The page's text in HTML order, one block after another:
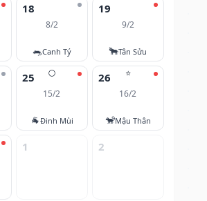
18
8/2
🐀Canh Tý
19
9/2
🐂Tân Sửu
🌕
25
15/2
🐐Đinh Mùi
⭐
26
16/2
🐒Mậu Thân
1 2